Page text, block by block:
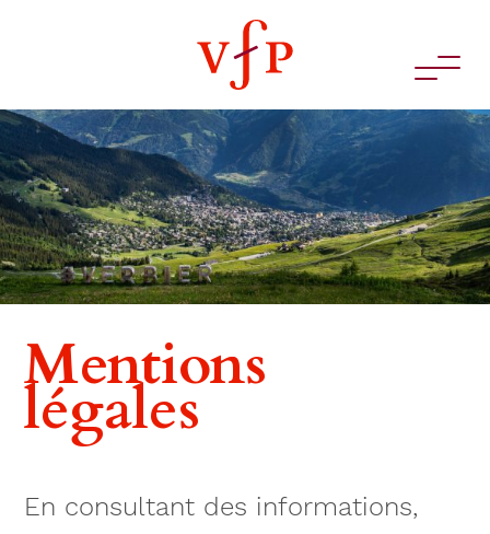
Mentions
légales
En consultant des informations,